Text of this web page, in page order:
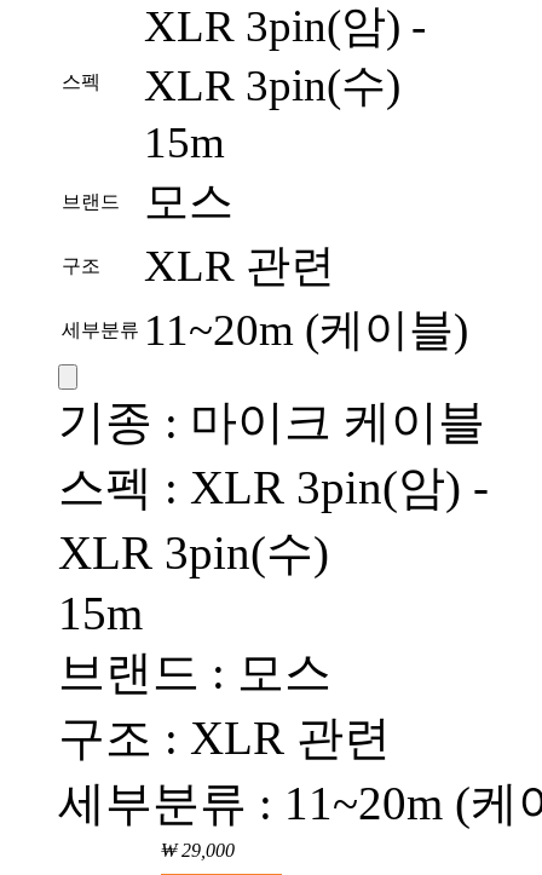
스펙
XLR 3pin(암) -
XLR 3pin(수)
15m
브랜드 모스
구조 XLR 관련
세부분류 11~20m (케이블)
기종 : 마이크 케이블
스펙 : XLR 3pin(암) -
XLR 3pin(수)
15m
브랜드 : 모스
구조 : XLR 관련
세부분류 : 11~20m (케
₩ 29,000